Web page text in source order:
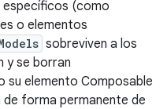
específicos (como
o elementos
sobreviven a los
y se borran
su elemento Composable
forma permanente de